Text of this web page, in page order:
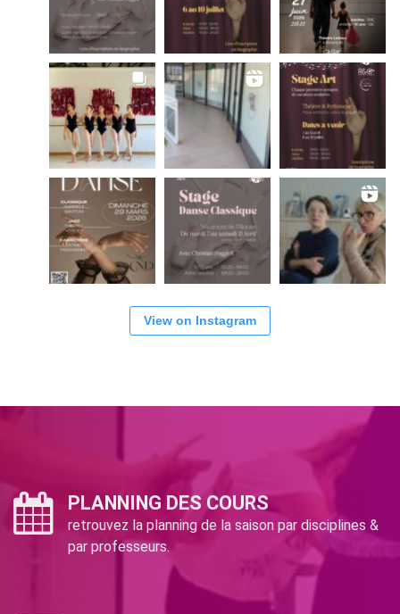
View on Instagram
PLANNING DES COURS
retrouvez la planning de la saison par disciplines &
par professeurs.